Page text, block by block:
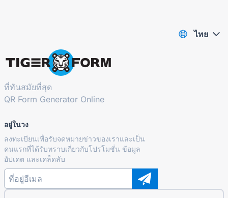
ที่ทันสมัยที่สุด
QR Form Generator Online
อยู่ในวง
ลงทะเบียนเพื่อรับจดหมายข่าวของเราและเป็น
คนแรกที่ได้รับทราบเกี่ยวกับโปรโมชั่น ข้อมูล
อัปเดต และเคล็ดลับ
ไทย